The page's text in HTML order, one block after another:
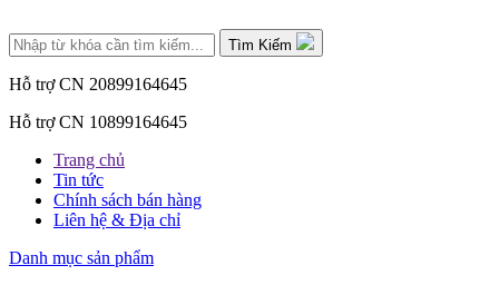
Tìm Kiếm
Hỗ trợ CN 20899164645
Hỗ trợ CN 10899164645
Trang chủ
Tin tức
Chính sách bán hàng
Liên hệ & Địa chỉ
Danh mục sản phẩm